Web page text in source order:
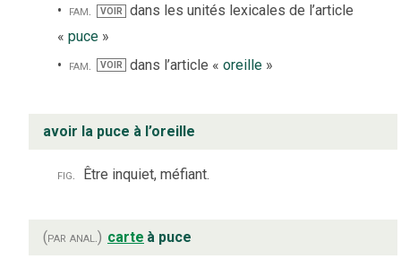
fam. VOIR dans les unités lexicales de l’article
« puce »
fam.
VOIR dans l’article « oreille»
avoir la puce à l’oreille
fig. Être inquiet, méfiant.
(par anal.) carte à puce